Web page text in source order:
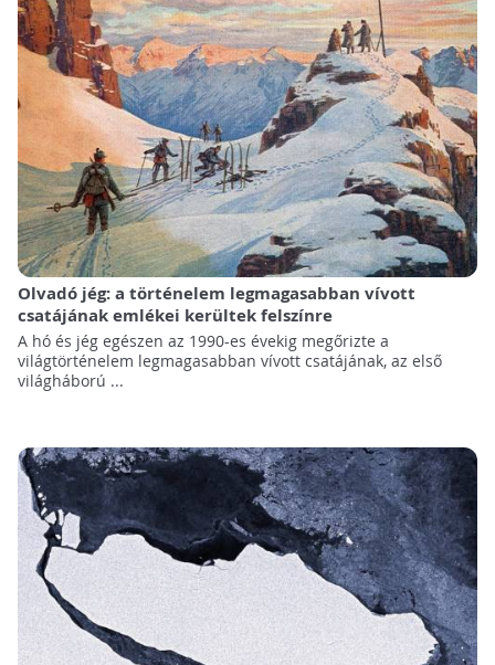
Olvadó jég: a történelem legmagasabban vívott
csatájának emlékei kerültek felszínre
A hó és jég egészen az 1990-es évekig megőrizte a
világtörténelem legmagasabban vívott csatájának, az első
világháború ...